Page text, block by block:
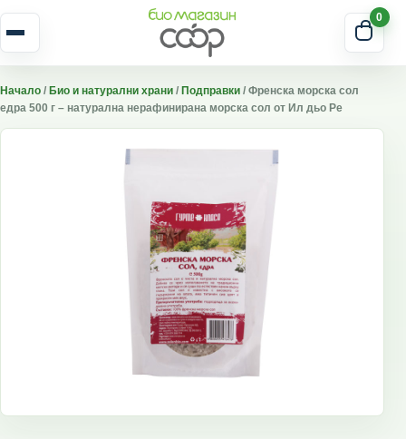
Skip to content 0
Начало / Био и натурални храни / Подправки / Френска морска сол
едра 500 г – натурална нерафинирана морска сол от Ил дьо Ре